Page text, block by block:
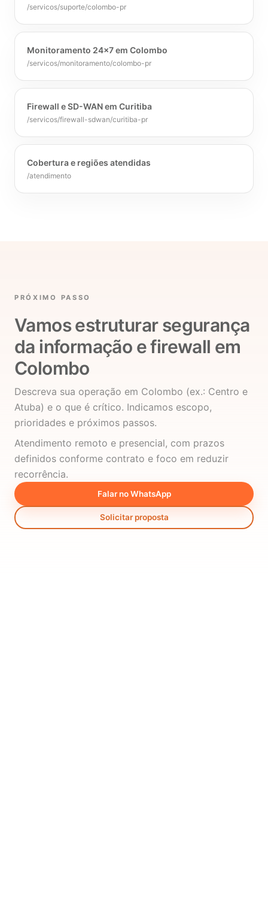
/servicos/suporte/colombo-pr
Monitoramento 24x7 em Colombo
/servicos/monitoramento/colombo-pr
Firewall e SD-WAN em Curitiba
/servicos/firewall-sdwan/curitiba-pr
Cobertura e regiões atendidas
/atendimento
PRÓXIMO PASSO
Vamos estruturar segurança
da informação e firewall em
Colombo
Descreva sua operação em Colombo (ex.: Centro e
Atuba) e o que é crítico. Indicamos escopo,
prioridades e próximos passos.
Atendimento remoto e presencial, com prazos
definidos conforme contrato e foco em reduzir
recorrência.
Falar no WhatsApp
Solicitar proposta